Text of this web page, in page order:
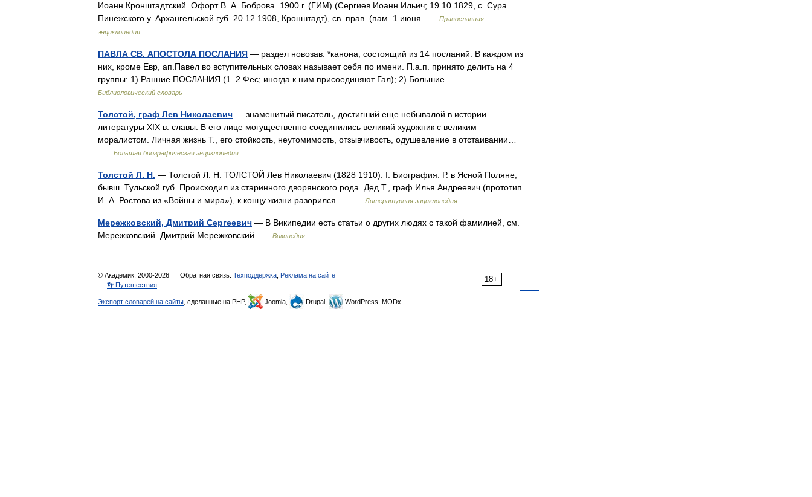
Иоанн Кронштадтский. Офорт В. А. Боброва. 1900 г. (ГИМ) (Сергиев Иоанн Ильич; 19.10.1829, с. Сура
Пинежского у. Архангельской губ. 20.12.1908, Кронштадт), св. прав. (пам. 1 июня …
Православная
энциклопедия
ПАВЛА СВ. АПОСТОЛА ПОСЛАНИЯ — раздел новозав. *канона, состоящий из 14 посланий. В каждом из
них, кроме Евр, ап.Павел во вступительных словах называет себя по имени. П.а.п. принято делить на 4
группы: 1) Ранние ПОСЛАНИЯ (1–2 Фес; иногда к ним присоединяют Гал); 2) Большие… …
Библиологический словарь
Толстой, граф Лев Николаевич — знаменитый писатель, достигший еще небывалой в истории
литературы XIX в. славы. В его лице могущественно соединились великий художник с великим
моралистом. Личная жизнь Т., его стойкость, неутомимость, отзывчивость, одушевление в отстаивании…
Большая биографическая энциклопедия
Толстой Л. Н. — Толстой Л. Н. ТОЛСТОЙ Лев Николаевич (1828 1910). I. Биография. Р. в Ясной Поляне,
бывш. Тульской губ. Происходил из старинного дворянского рода. Дед Т., граф Илья Андреевич (прототип
И. А. Ростова из «Войны и мира»), к концу жизни разорился.… …
Литературная энциклопедия
Мережковский, Дмитрий Сергеевич — В Википедии есть статьи о других людях с такой фамилией, см.
Мережковский. Дмитрий Мережковский …
Википедия
18+
© Академик, 2000-2026 Обратная связь: Техподдержка Реклама на сайте
👣 Путешествия
Экспорт словарей на сайты , сделанные на PHP, Joomla, Drupal, WordPress, MODx.